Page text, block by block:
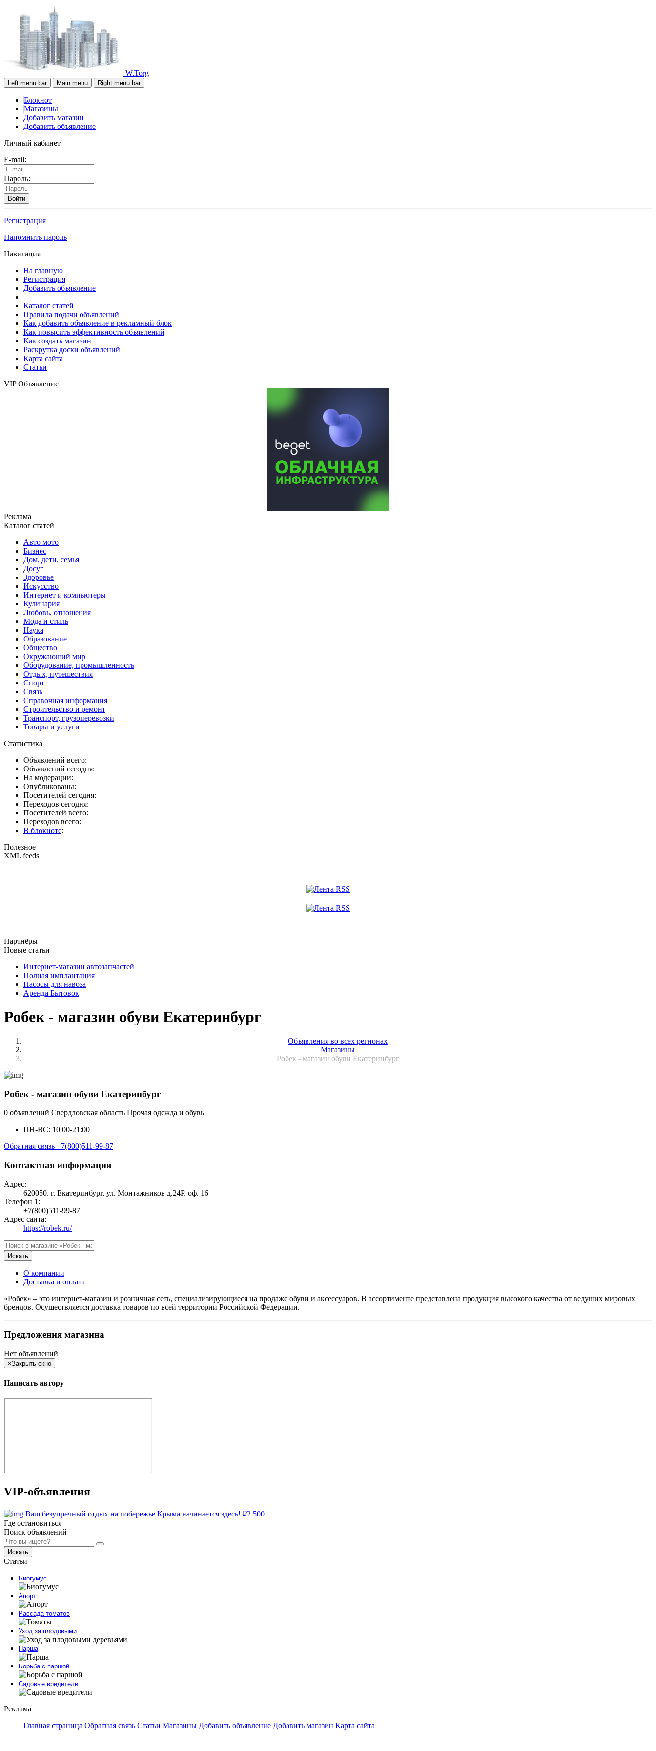
W.Torg
Left menu bar Main menu Right menu bar
Блокнот
Магазины
Добавить магазин
Добавить объявление
Личный кабинет
E-mail:
Пароль:
Войти
Регистрация
Напомнить пароль
Навигация
На главную
Регистрация
Добавить объявление
Каталог статей
Правила подачи объявлений
Как добавить объявление в рекламный блок
Как повысить эффективность объявлений
Как создать магазин
Раскрутка доски объявлений
Карта сайта
Статьи
VIP Объявление
Реклама
Каталог статей
Авто мото
Бизнес
Дом, дети, семья
Досуг
Здоровье
Искусство
Интернет и компьютеры
Кулинария
Любовь, отношения
Мода и стиль
Наука
Образование
Общество
Окружающий мир
Оборудование, промышленность
Отдых, путешествия
Спорт
Связь
Справочная информация
Строительство и ремонт
Транспорт, грузоперевозки
Товары и услуги
Статистика
Объявлений всего:
Объявлений сегодня:
На модерации:
Опубликованы:
Посетителей сегодня:
Переходов сегодня:
Посетителей всего:
Переходов всего:
В блокноте:
Полезное
XML feeds
Партнёры
Новые статьи
Интернет-магазин автозапчастей
Полная имплантация
Насосы для навоза
Аренда Бытовок
Робек - магазин обуви Екатеринбург
Объявления во всех регионах
Магазины
Робек - магазин обуви Екатеринбург
Робек - магазин обуви Екатеринбург
0 объявлений Свердловская область Прочая одежда и обувь
ПН-ВС: 10:00-21:00
Обратная связь +7(800)511-99-87
Контактная информация
Адрес:
620050, г. Екатеринбург, ул. Монтажников д.24Р, оф. 16
Телефон 1:
+7(800)511-99-87
Адрес сайта:
https://robek.ru/
Искать
О компании
Доставка и оплата
«Робек» – это интернет-магазин и розничная сеть, специализирующиеся на продаже обуви и аксессуаров. В ассортименте представлена продукция высокого качества от ведущих мировых
брендов. Осуществляется доставка товаров по всей территории Российской Федерации.
Предложения магазина
Нет объявлений
×Закрыть окно
Написать автору
VIP-объявления
Ваш безупречный отдых на побережье Крыма начинается здесь! ₽2 500
Где остановиться
Поиск объявлений
Искать
Статьи
Биогумус
Апорт
Рассада томатов
Уход за плодовыми
Парша
Борьба с паршой
Садовые вредители
Реклама
Главная страница Обратная связь Статьи Магазины Добавить объявление Добавить магазин Карта сайта